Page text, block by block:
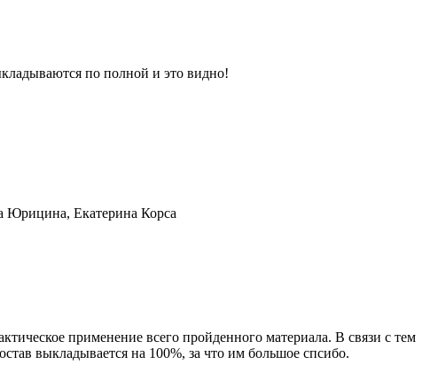
по полной и это видно!
Юрицина, Екатерина Корса
применение всего пройденного материала. В связи с тем
выкладывается на 100%, за что им большое спсибо.